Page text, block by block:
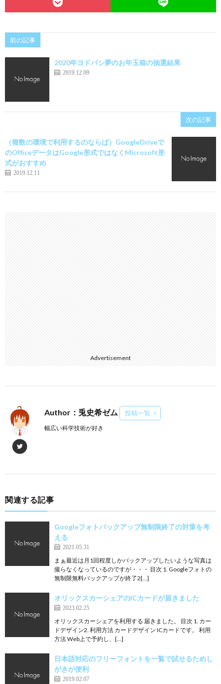
前の記事
2020年ヨドバシ夢のお年玉箱の抽選結果
2019.12.09
次の記事
（複数の環境で利用するのならば）GoogleDriveで
のOfficeデータはGoogle形式ではなくMicrosoft形
式がおすすめ
2019.12.11
Advertisement
Author：兎史希ゼム 投稿一覧
幅広い科学技術が好き
関連する記事
Googleフォトバックアップ無制限終了の対策を考
える
2021.05.31
まぁ最近は月1回程度しかバックアップしたいような写真は
撮らなくなっているのですが・・・ 目次 1. Googleフォトの
無制限無料バックアップが終了2[…]
オリックスカーシェアのICカードが届きました
2023.02.25
オリックスカーシェアを利用する 届きました。 目次 1. カー
ドデザイン2. 利用方法 カードデザイン ICカードです。 利用
方法 Web上で予約し、[…]
日本語対応のフリーフォントを一覧で試せるためし
がきが便利
2019.02.07